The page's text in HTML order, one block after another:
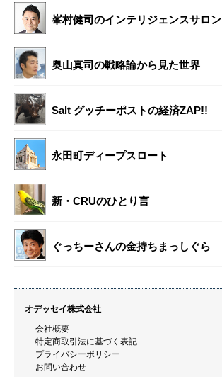
峯村健司のインテリジェンスサロン
奥山真司の戦略論から見た世界
Salt グッチーポストの経済ZAP!!
永田町ディープスロート
新・CRUのひとり言
ぐっちーさんの金持ちまっしぐら
オデッセイ株式会社
会社概要
特定商取引法に基づく表記
プライバシーポリシー
お問い合わせ